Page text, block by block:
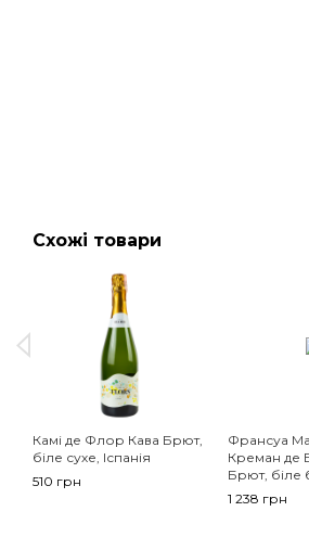
Схожі товари
Камі де Флор Кава Брют,
біле сухе, Іспанія
510 грн
Франсуа
Креман де
Брют, біле
Франція
1 238 грн